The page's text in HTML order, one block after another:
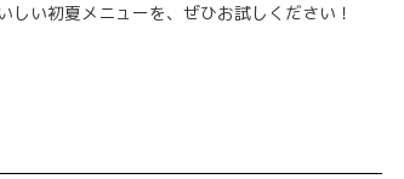
い初夏メニューを、ぜひお試しください！